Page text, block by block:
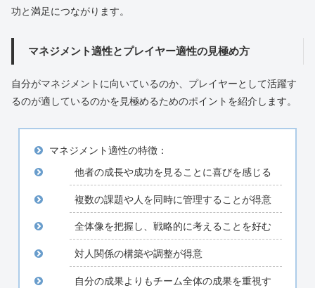
功と満足につながります。
マネジメント適性とプレイヤー適性の見極め方
自分がマネジメントに向いているのか、プレイヤーとして活躍す
るのが適しているのかを見極めるためのポイントを紹介します。
マネジメント適性の特徴：
他者の成長や成功を見ることに喜びを感じる
複数の課題や人を同時に管理することが得意
全体像を把握し、戦略的に考えることを好む
対人関係の構築や調整が得意
自分の成果よりもチーム全体の成果を重視す